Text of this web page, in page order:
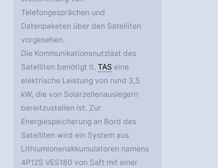
Telefongesprächen und
Datenpaketen über den Satelliten
vorgesehen.
Die Kommunikationsnutzlast des
Satelliten benötigt lt.TAS eine
elektrische Leistung von rund 3,5
kW, die von Solarzellenauslegern
bereitzustellen ist. Zur
Energiespeicherung an Bord des
Satelliten wird ein System aus
Lithiumionenakkumulatoren namens
4P12S VES180 von Saft mit einer